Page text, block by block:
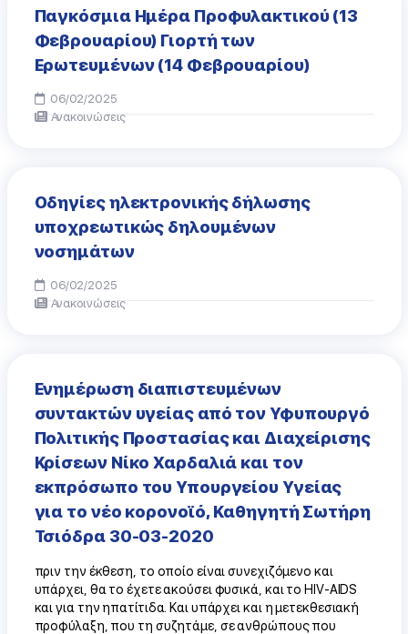
Παγκόσμια Ημέρα Προφυλακτικού (13
Φεβρουαρίου) Γιορτή των
Ερωτευμένων (14 Φεβρουαρίου)
06/02/2025
Ανακοινώσεις
Οδηγίες ηλεκτρονικής δήλωσης
υποχρεωτικώς δηλουμένων
νοσημάτων
06/02/2025
Ανακοινώσεις
Ενημέρωση διαπιστευμένων
συντακτών υγείας από τον Υφυπουργό
Πολιτικής Προστασίας και Διαχείρισης
Κρίσεων Νίκο Χαρδαλιά και τον
εκπρόσωπο του Υπουργείου Υγείας
για το νέο κορονοϊό, Καθηγητή Σωτήρη
Τσιόδρα 30-03-2020
πριν την έκθεση, το οποίο είναι συνεχιζόμενο και
υπάρχει, θα το έχετε ακούσει φυσικά, και το HIV-AIDS
και για την ηπατίτιδα. Και υπάρχει και η μετεκθεσιακή
προφύλαξη, που τη συζητάμε, σε ανθρώπους που